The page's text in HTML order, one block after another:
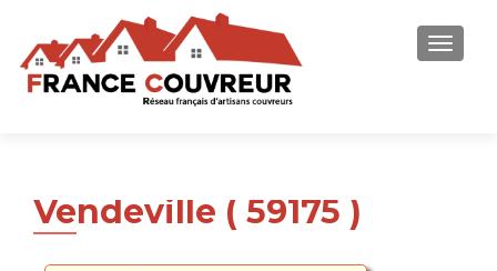
Vendeville ( 59175 )